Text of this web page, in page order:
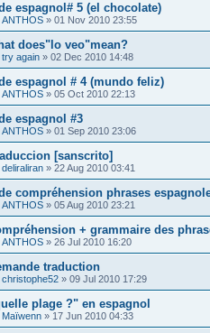
espagnol# 5 (el chocolate)
ANTHOS » 01 Nov 2010 23:55
does"lo veo"mean?
try again » 02 Dec 2010 14:48
espagnol # 4 (mundo feliz)
ANTHOS » 05 Oct 2010 22:13
espagnol #3
ANTHOS » 01 Sep 2010 23:06
[sanscrito]
deliraliran » 22 Aug 2010 03:41
compréhension phrases
ANTHOS » 05 Aug 2010 23:21
+ grammaire des
ANTHOS » 26 Jul 2010 16:20
traduction
christophe52 » 09 Jul 2010 17:29
plage ?" en espagnol
Maïwenn » 17 Jun 2010 04:33